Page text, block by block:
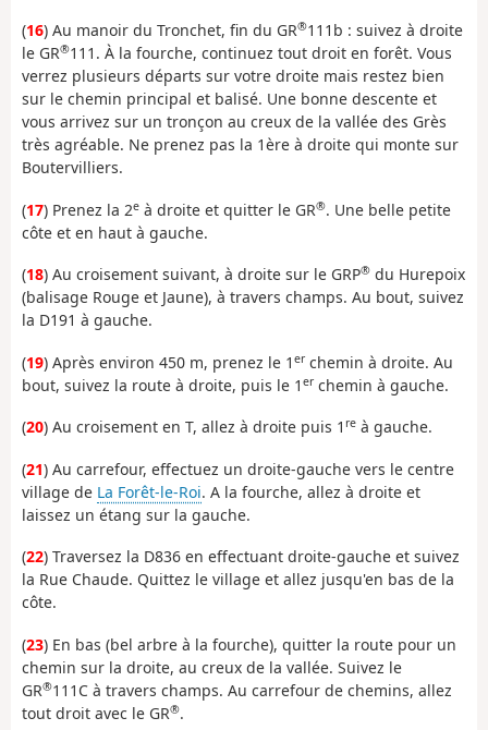
(16) Au manoir du Tronchet, fin du GR®111b : suivez à droite
le GR®111. À la fourche, continuez tout droit en forêt. Vous
verrez plusieurs départs sur votre droite mais restez bien
sur le chemin principal et balisé. Une bonne descente et
vous arrivez sur un tronçon au creux de la vallée des Grès
très agréable. Ne prenez pas la 1ère à droite qui monte sur
Boutervilliers.
(17) Prenez la 2e à droite et quitter le GR®. Une belle petite
côte et en haut à gauche.
(18) Au croisement suivant, à droite sur le GRP® du Hurepoix
(balisage Rouge et Jaune), à travers champs. Au bout, suivez
la D191 à gauche.
(19) Après environ 450 m, prenez le 1 er chemin à droite. Au
bout, suivez la route à droite, puis le 1 er chemin à gauche.
(20) Au croisement en T, allez à droite puis 1 re à gauche.
(21) Au carrefour, effectuez un droite-gauche vers le centre
village de La Forêt-le-Roi. A la fourche, allez à droite et
laissez un étang sur la gauche.
(22) Traversez la D836 en effectuant droite-gauche et suivez
la Rue Chaude. Quittez le village et allez jusqu'en bas de la
côte.
(23) En bas (bel arbre à la fourche), quitter la route pour un
chemin sur la droite, au creux de la vallée. Suivez le
GR®111C à travers champs. Au carrefour de chemins, allez
tout droit avec le GR®.